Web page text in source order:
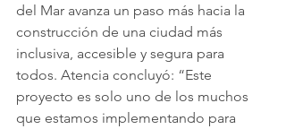
del Mar avanza un paso más hacia la
construcción de una ciudad más
inclusiva, accesible y segura para
todos. Atencia concluyó: “Este
proyecto es solo uno de los muchos
que estamos implementando para